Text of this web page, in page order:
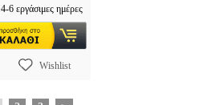
4-6 εργάσιμες ημέρες
Wishlist